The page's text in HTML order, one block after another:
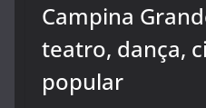
Campina
teatro, dança,
popular